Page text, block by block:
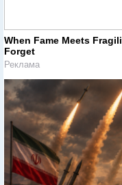
When Fame Meets
Forget
Реклама